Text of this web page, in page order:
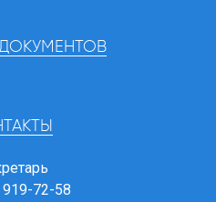
72-58